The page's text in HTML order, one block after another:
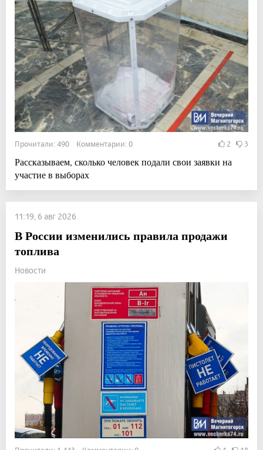
Прочитали: 490 Комментарии: 0 2 3
Рассказываем, сколько человек подали свои заявки на
участие в выборах
11:19, 6 авг 2026
В России изменились правила продажи
топлива
Новости